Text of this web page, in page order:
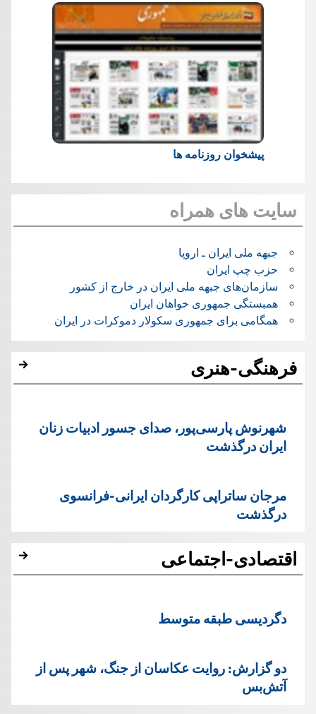
پیشخوان روزنامه ها
سایت های همراه
جبهه ملی ایران ـ اروپا
حزب چپ ایران
سازمان‌های جبهه ملی ایران در خارج از کشور
همبستگی جمهوری خواهان ایران
همگامی برای جمهوری سکولار دموکرات در ایران
فرهنگی-هنری
شهرنوش پارسی‌پور، صدای جسور ادبیات زنان
ایران درگذشت
مرجان ساتراپی کارگردان ایرانی-فرانسوی
درگذشت
اقتصادی-اجتماعی
دگردیسی طبقه متوسط
دو گزارش: روایت عکاسان از جنگ، شهر پس از
آتش‌بس